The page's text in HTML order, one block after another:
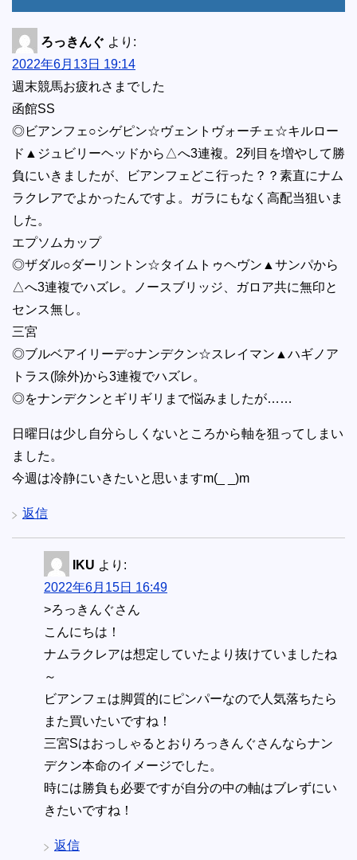
ろっきんぐ より:
2022年6月13日 19:14
週末競馬お疲れさまでした
函館SS
◎ビアンフェ○シゲピン☆ヴェントヴォーチェ☆キルロー
ド▲ジュビリーヘッドから△へ3連複。2列目を増やして勝
負にいきましたが、ビアンフェどこ行った？？素直にナム
ラクレアでよかったんですよ。ガラにもなく高配当狙いま
した。
エプソムカップ
◎ザダル○ダーリントン☆タイムトゥヘヴン▲サンパから
△へ3連複でハズレ。ノースブリッジ、ガロア共に無印と
センス無し。
三宮
◎ブルベアイリーデ○ナンデクン☆スレイマン▲ハギノア
トラス(除外)から3連複でハズレ。
◎をナンデクンとギリギリまで悩みましたが……
日曜日は少し自分らしくないところから軸を狙ってしまい
ました。
今週は冷静にいきたいと思いますm(_ _)m
返信
IKU より:
2022年6月15日 16:49
>ろっきんぐさん
こんにちは！
ナムラクレアは想定していたより抜けていましたね
～
ビアンフェは脚質的にピンパーなので人気落ちたら
また買いたいですね！
三宮Sはおっしゃるとおりろっきんぐさんならナン
デクン本命のイメージでした。
時には勝負も必要ですが自分の中の軸はブレずにい
きたいですね！
返信